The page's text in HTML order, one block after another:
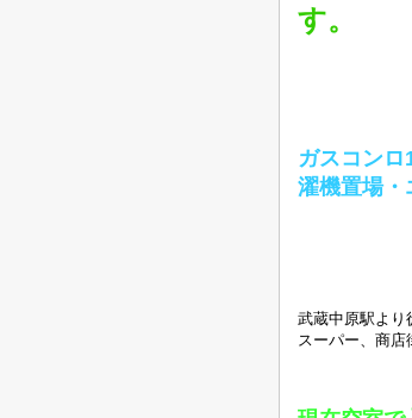
す。
ガスコン
濯機置場・
武蔵中原駅より
スーパー、商店